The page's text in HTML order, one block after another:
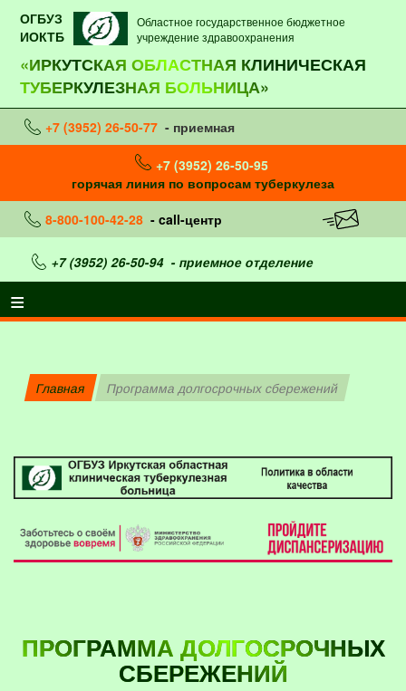
ОГБУЗ
ИОКТБ
Областное государственное бюджетное
учреждение здравоохранения
«ИРКУТСКАЯ ОБЛАСТНАЯ КЛИНИЧЕСКАЯ
ТУБЕРКУЛЕЗНАЯ БОЛЬНИЦА»
+7 (3952) 26-50-77 - приемная
+7 (3952) 26-50-95
горячая линия по вопросам туберкулеза
8-800-100-42-28 - call-центр
+7 (3952) 26-50-94- приемное отделение
Главная Программа долгосрочных сбережений
ПРОГРАММА ДОЛГОСРОЧНЫХ
СБЕРЕЖЕНИЙ